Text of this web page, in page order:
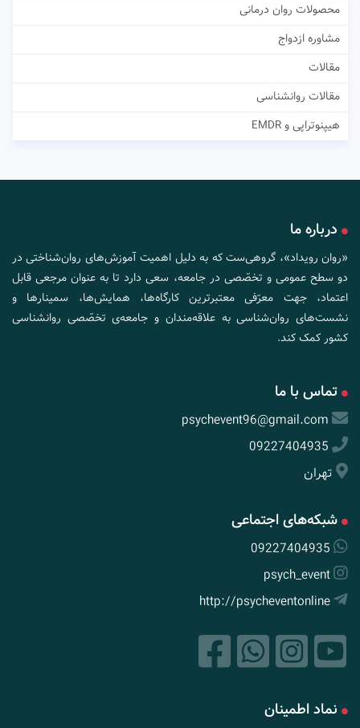
محصولات روان درمانی
مشاوره ازدواج
مقالات
مقالات روانشناسی
هیپنوتراپی و EMDR
درباره ما
«روان رویداد»، گروهی‌ست که به دلیل اهمیت آموزش‌های روان‌شناختی در
دو سطح عمومی و تخصّصی در جامعه، سعی دارد تا به عنوان مرجعی قابل
اعتماد، جهت معرّفی معتبرترین کارگاه‌ها، همایش‌ها، سمینارها و
نشست‌های روان‌شناسی به علاقه‌مندان و جامعه‌ی تخصّصی روانشناسی
کشور کمک کند.
تماس با ما
psychevent96@gmail.com
09227404935
تهران
شبکه‌های اجتماعی
09227404935
psych_event
http://psycheventonline
نماد اطمینان